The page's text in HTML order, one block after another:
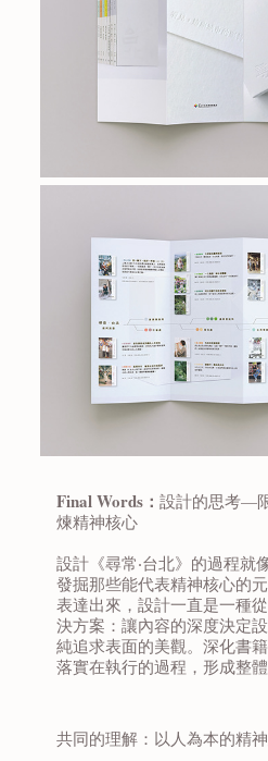
Final Words：設計的思考—
煉精神核心
設計《尋常‧台北》的過程就
發掘那些能代表精神核心的
表達出來，設計一直是一種
決方案：讓內容的深度決定
純追求表面的美觀。深化書
落實在執行的過程，形成整
共同的理解：以人為本的精